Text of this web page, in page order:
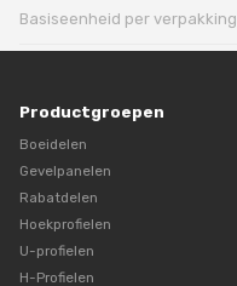
Basiseenheid per verpakking
Productgroepen
Boeidelen
Gevelpanelen
Rabatdelen
Hoekprofielen
U-profielen
H-Profielen